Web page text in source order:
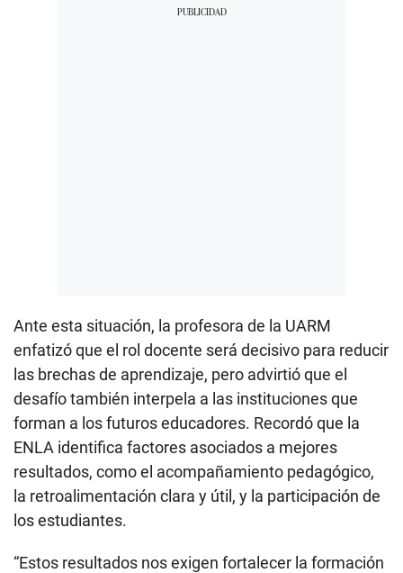
Ante esta situación, la profesora de la UARM
enfatizó que el rol docente será decisivo para reducir
las brechas de aprendizaje, pero advirtió que el
desafío también interpela a las instituciones que
forman a los futuros educadores. Recordó que la
ENLA identifica factores asociados a mejores
resultados, como el acompañamiento pedagógico,
la retroalimentación clara y útil, y la participación de
los estudiantes.
“Estos resultados nos exigen fortalecer la formación